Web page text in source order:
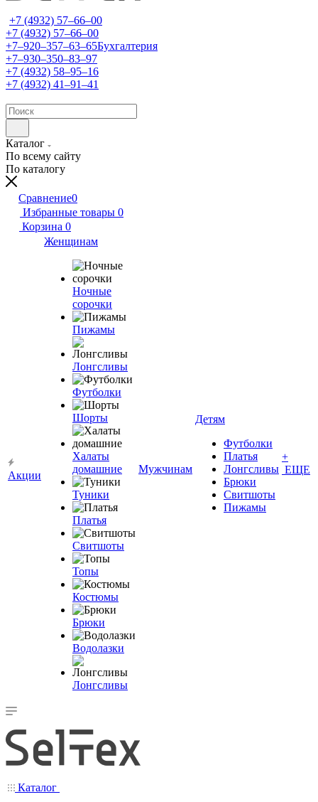
+7 (4932) 57‒66‒00
+7 (4932) 57‒66‒00
+7‒920‒357‒63‒65Бухгалтерия
+7‒930‒350‒83‒97
+7 (4932) 58‒95‒16
+7 (4932) 41‒91‒41
Каталог
По всему сайту
По каталогу
Сравнение0
Избранные товары 0
Корзина 0
Акции
Женщинам
Ночные
сорочки
Пижамы
Лонгсливы
Футболки
Шорты
Халаты
домашние
Туники
Платья
Свитшоты
Топы
Костюмы
Брюки
Водолазки
Лонгсливы
Мужчинам
Детям
Футболки
Платья
Лонгсливы
Брюки
Свитшоты
Пижамы
+
ЕЩЕ
Каталог